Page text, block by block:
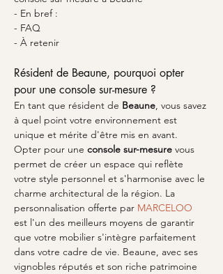
- En bref :
- FAQ
- À retenir
Résident de Beaune, pourquoi opter
pour une console sur-mesure ?
En tant que résident de Beaune, vous savez
à quel point votre environnement est
unique et mérite d'être mis en avant.
Opter pour une console sur-mesure vous
permet de créer un espace qui reflète
votre style personnel et s'harmonise avec le
charme architectural de la région. La
personnalisation offerte par MARCELOO
est l'un des meilleurs moyens de garantir
que votre mobilier s'intègre parfaitement
dans votre cadre de vie. Beaune, avec ses
vignobles réputés et son riche patrimoine